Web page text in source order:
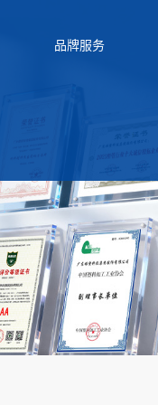
品牌服务